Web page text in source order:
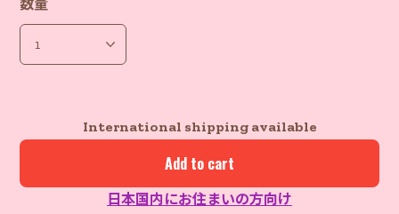
数量
International shipping available
Add to cart
日本国内にお住まいの方向け